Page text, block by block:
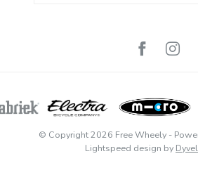
© Copyright 2026 Free Wheely-
Lightspeed design by